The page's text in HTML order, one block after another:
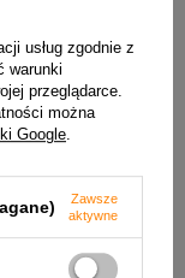
do pojazdu na
HL358
Scania Actros
usług zgodnie z
warunki
przeglądarce.
można
Google.
Zawsze
aktywne